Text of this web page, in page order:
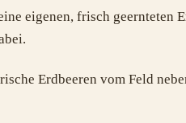
eigenen, frisch geernteten
Erdbeeren vom Feld